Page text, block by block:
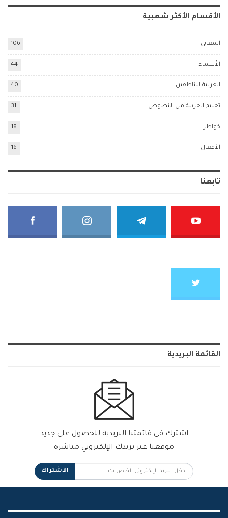
الأقسام الأكثر شعبية
المعاني 106
الأسماء 44
العربية للناطقين 40
تعليم العربية من النصوص 31
خواطر 18
الأفعال 16
تابعنا
القائمة البريدية
اشترك في قائمتنا البريدية للحصول على جديد
موقعنا عبر بريدك الإلكتروني مباشرة
الاشتراك